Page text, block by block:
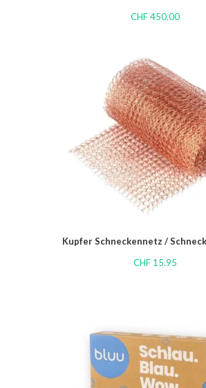
CHF450.00
Kupfer Schneckennetz /
CHF15.95